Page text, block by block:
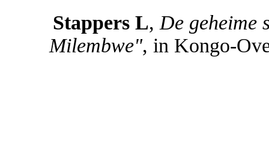
Stappers L, De geheime
Milembwe", in Kongo-